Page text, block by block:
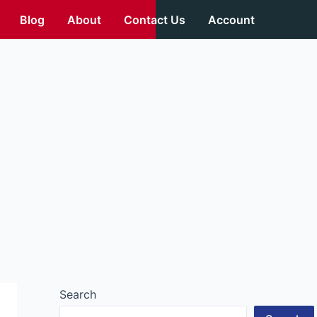
Blog About Contact Us Account
Search